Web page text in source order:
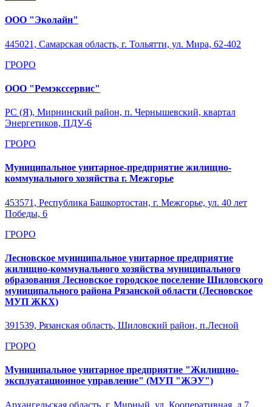
ООО "Эколайн"
445021, Самарская область, г. Тольятти, ул. Мира, 62-402
ГРОРО
ООО "Ремэкссервис"
РС (Я), Мирнинский район, п. Чернышевский, квартал
Энергетиков, ПДУ-6
ГРОРО
Муниципальное унитарное-предприятие жилищно-
коммунального хозяйства г. Межгорье
453571, Республика Башкортостан, г. Межгорье, ул. 40 лет
Победы, 6
ГРОРО
Лесновское муниципальное унитарное предприятие
жилищно-коммунального хозяйства муниципального
образования Лесновское городское поселение Шиловского
муниципального района Рязанской области (Лесновское
МУП ЖКХ)
391539, Рязанская область, Шиловский район, п.Лесной
ГРОРО
Муниципальное унитарное предприятие "Жилищно-
эксплуатационное управление" (МУП "ЖЭУ")
Архангельская область, г. Мирный, ул. Кооперативная, д.7